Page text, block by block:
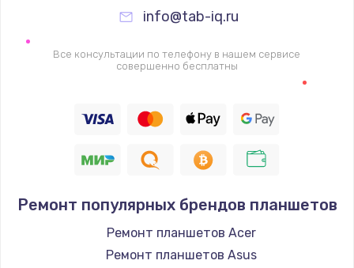
Заказать
Ремонт петель крышки
990 руб.
1260 руб.
Заказать
Замена шим-контроллера
3900 руб.
info@tab-iq.ru
Все консультации по телефону в нашем сервисе
совершенно бесплатны
Ремонт популярных брендов планшетов
Ремонт планшетов Acer
Ремонт планшетов Asus